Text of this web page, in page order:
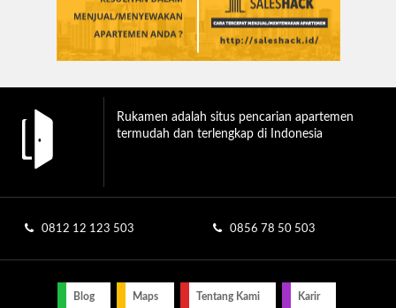
Rukamen adalah situs pencarian apartemen
termudah dan terlengkap di Indonesia
0812 12 123 503 0856 78 50 503
Blog Maps Tentang Kami Karir